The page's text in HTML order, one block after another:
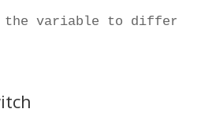
variable to different